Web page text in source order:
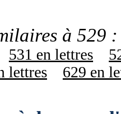
à 529 :
531 en lettres
lettres 629 en